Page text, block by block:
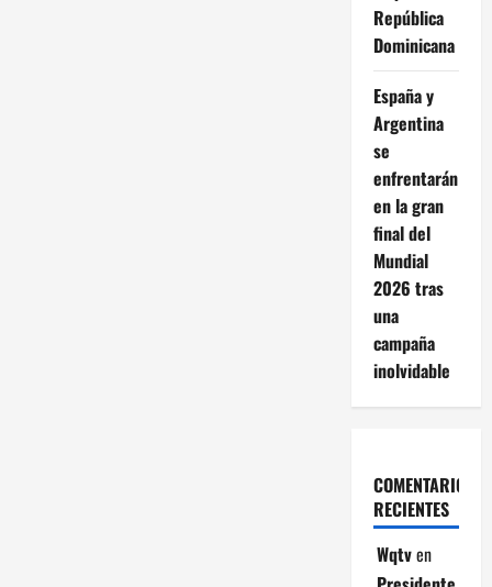
República
Dominicana
España y
Argentina
se
enfrentarán
en la gran
final del
Mundial
2026 tras
una
campaña
inolvidable
COMENTARIOS
RECIENTES
Wqtven